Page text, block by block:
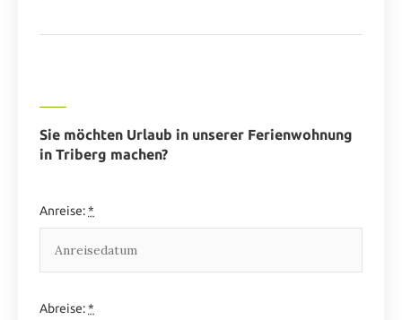
Sie möchten Urlaub in unserer Ferienwohnung
in Triberg machen?
Anreise:*
Abreise:*